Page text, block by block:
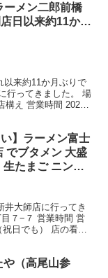
ーメン二郎前橋
日以来約11か月
以来約11か月ぶりで
行ってきました。 場
え 営業時間 2020
い】ラーメン富士
でブタメン 大盛
たまご ニンニ
井大師店に行ってき
７−７ 営業時間 営
日でも） 店の看板
や（高尾山参